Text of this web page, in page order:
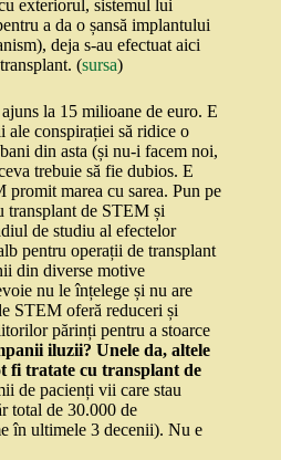
exteriorul, sistemul lui
a da o șansă implantului
deja s-au efectuat aici
(sursa)
la 15 milioane de euro. E
ale conspirației să ridice o
din asta (și nu-i facem noi,
trebuie să fie dubios. E
marea cu sarea. Pun pe
transplant de STEM și
de studiu al efectelor
pentru operații de transplant
din diverse motive
nu le înțelege și nu are
STEM oferă reduceri și
părinți pentru a stoarce
iluzii? Unele da, altele
fi tratate cu transplant de
de pacienți vii care stau
total de 30.000 de
în ultimele 3 decenii). Nu e